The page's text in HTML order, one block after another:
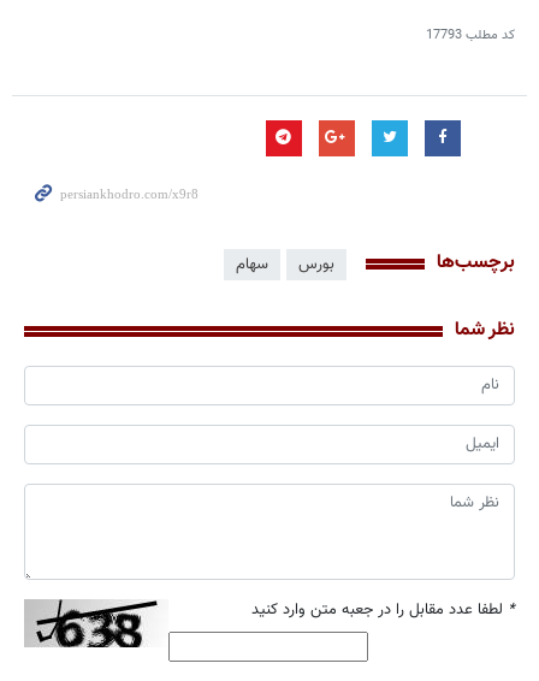
کد مطلب17793
برچسب‌ها بورس سهام
نظر شما
* لطفا عدد مقابل را در جعبه متن وارد کنید